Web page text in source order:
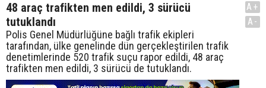
48 araç trafikten men edildi, 3 sürücü
tutuklandı
Polis Genel Müdürlüğüne bağlı trafik ekipleri
tarafından, ülke genelinde dün gerçekleştirilen trafik
denetimlerinde 520 trafik suçu rapor edildi, 48 araç
trafikten men edildi, 3 sürücü de tutuklandı.
A+
A-